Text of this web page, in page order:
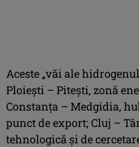
Aceste „văi ale
Ploieşti – Piteşti, zonă
Constanţa – Medgidia,
punct de export; Cluj –
tehnologică şi de